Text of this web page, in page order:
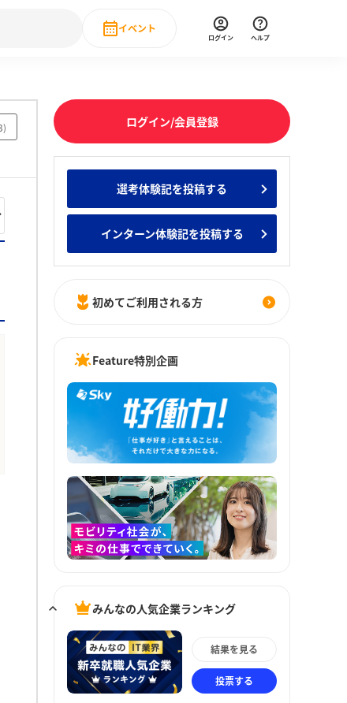
卒就職人気企業ランキング みんなのインターン人気企業ランキ
・DX現場社員インタビュー
イベント
直近のイベント一覧
ログイン ヘルプ
)
ログイン/会員登録
選考体験記を投稿する
インターン体験記を投稿する
初めてご利用される方
Feature特別企画
みんなの人気企業ランキング
結果を見る
投票する